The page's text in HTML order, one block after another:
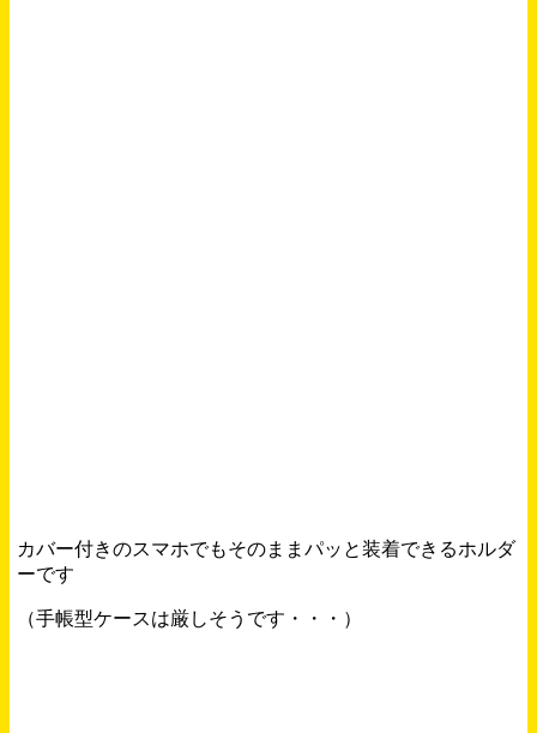
カバー付きのスマホでもそのままパッと装着できるホルダ
ーです
（手帳型ケースは厳しそうです・・・）